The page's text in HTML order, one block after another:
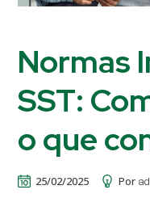
Normas
SST:
o que
25/02/2025 Por